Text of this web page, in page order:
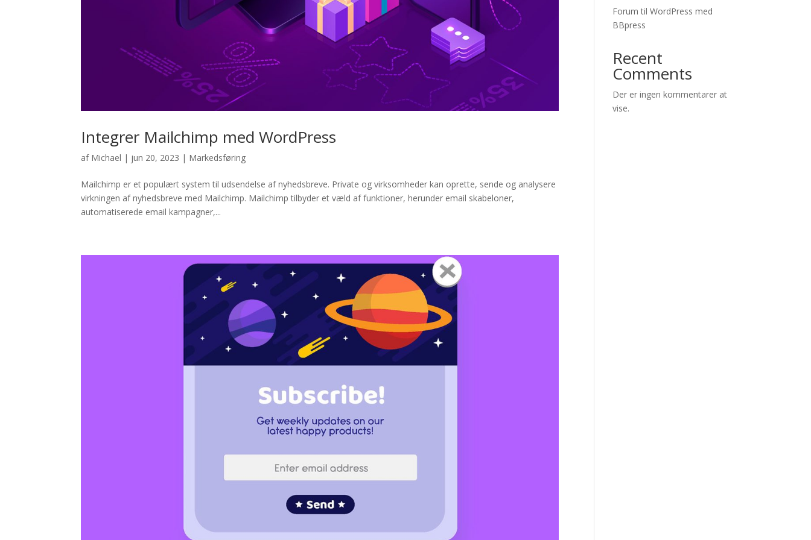
Integrer Mailchimp med WordPress
af Michael | jun 20, 2023 | Markedsføring
Mailchimp er et populært system til udsendelse af nyhedsbreve. Private og virksomheder kan oprette, sende og analysere
virkningen af nyhedsbreve med Mailchimp. Mailchimp tilbyder et væld af funktioner, herunder email skabeloner,
automatiserede email kampagner,...
Forum til WordPress med
BBpress
Recent
Comments
Der er ingen kommentarer at
vise.